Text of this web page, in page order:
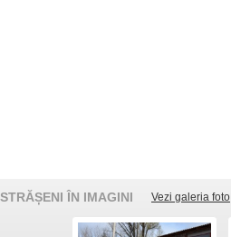
STRĂȘENI ÎN IMAGINI Vezi galeria foto